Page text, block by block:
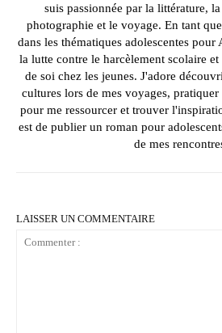
suis passionnée par la littérature,
photographie et le voyage. En tant
dans les thématiques adolescentes pour
la lutte contre le harcèlement scolaire
de soi chez les jeunes. J'adore
cultures lors de mes voyages,
pour me ressourcer et trouver
est de publier un roman pour
de mes
LAISSER UN COMMENTAIRE